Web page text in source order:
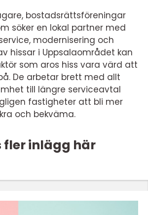
bostadsrättsföreningar
söker en lokal partner med
modernisering och
hissar i Uppsalaområdet kan
som aros hiss vara värd att
De arbetar brett med allt
till längre serviceavtal
fastigheter att bli mer
och bekväma.
fler inlägg här